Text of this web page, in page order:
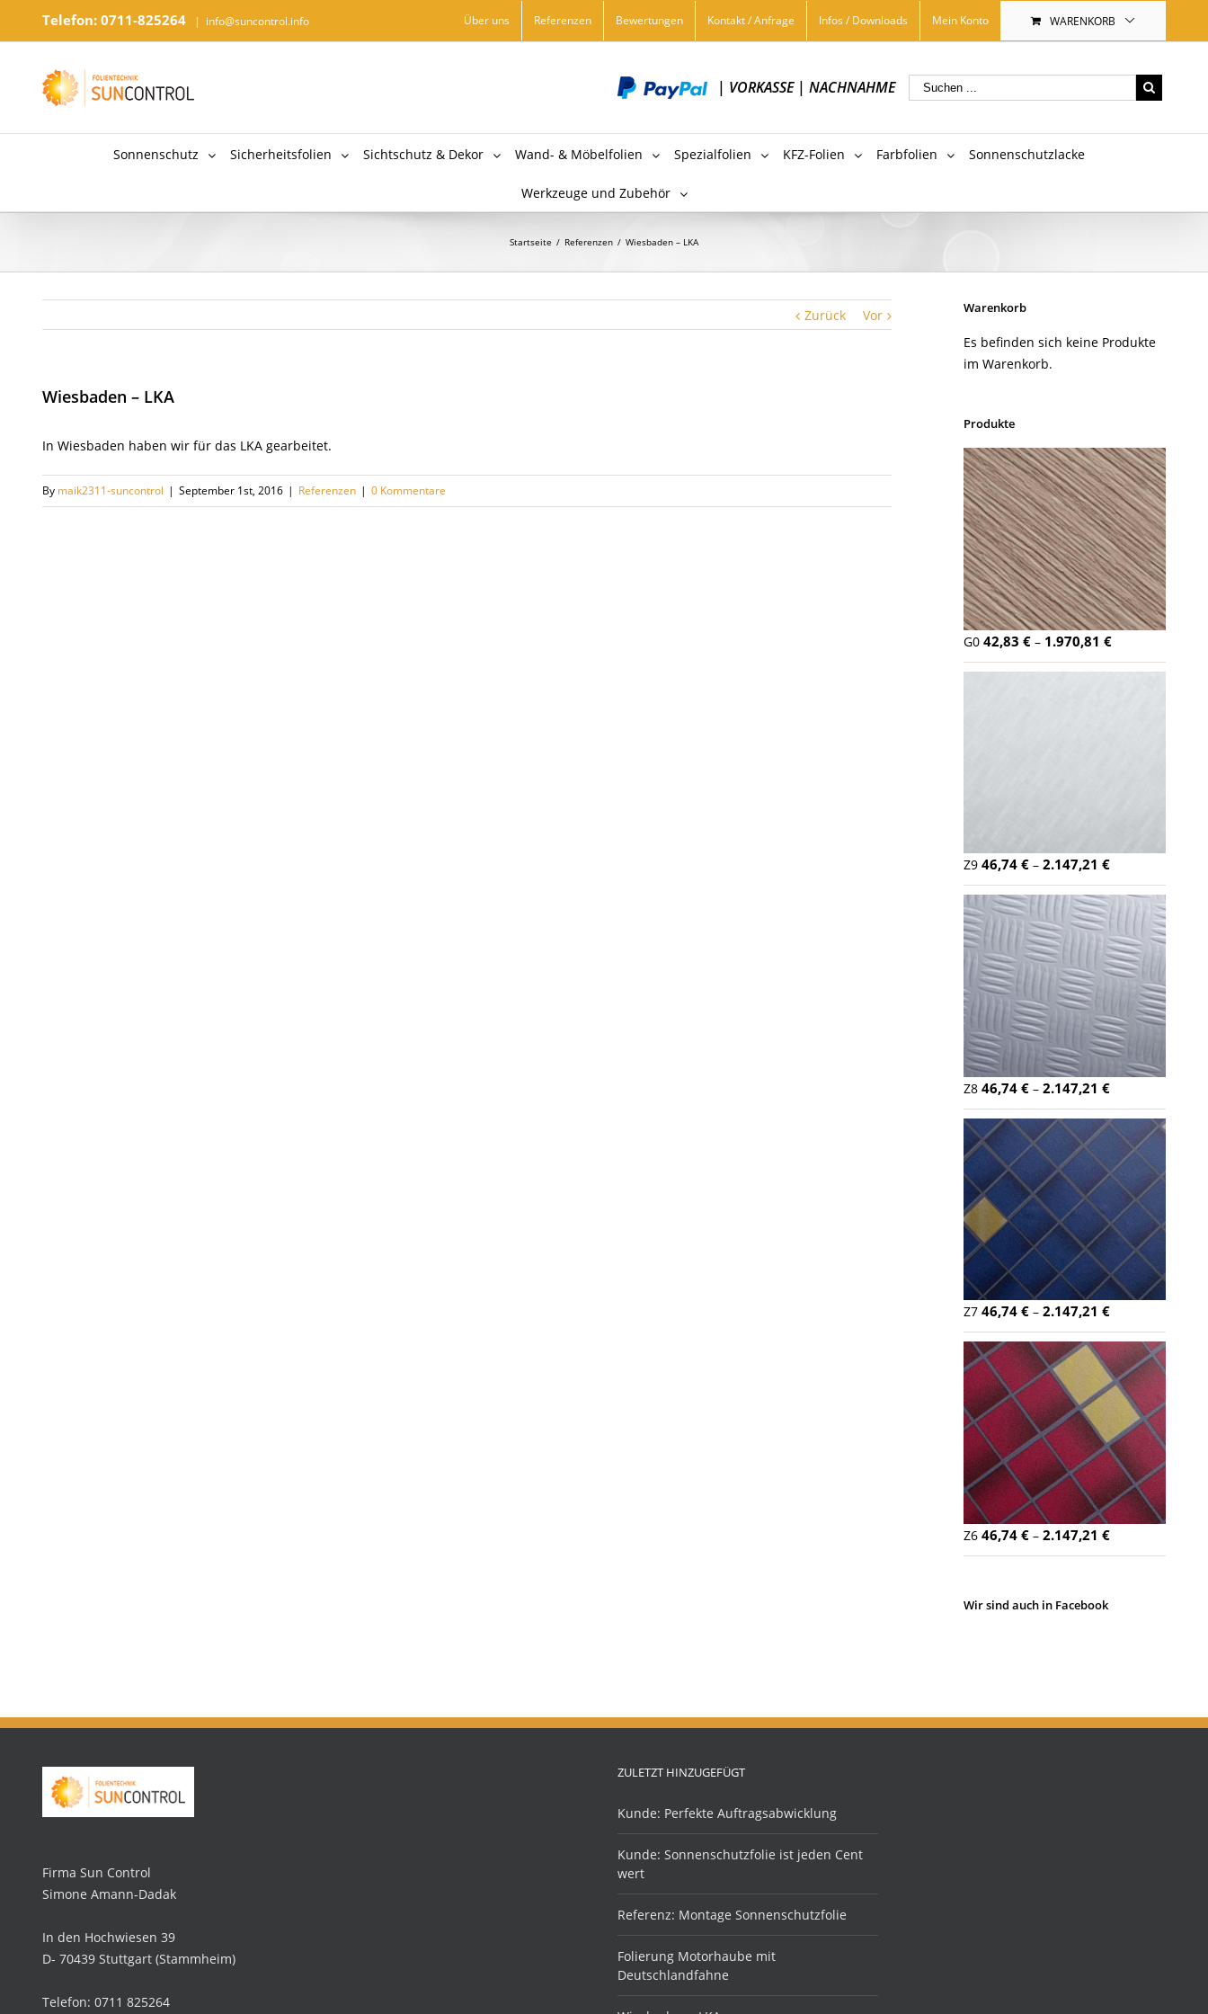
Telefon: 0711-825264 | info@suncontrol.info Über uns Referenzen Bewertungen Kontakt / Anfrage Infos / Downloads Mein Konto WARENKORB
| VORKASSE| NACHNAHME
Sonnenschutz Sicherheitsfolien Sichtschutz & Dekor Wand- & Möbelfolien Spezialfolien KFZ-Folien Farbfolien Sonnenschutzlacke
Werkzeuge und Zubehör
Startseite / Referenzen / Wiesbaden – LKA
Zurück Vor
Wiesbaden – LKA
In Wiesbaden haben wir für das LKA gearbeitet.
By maik2311-suncontrol | September 1st, 2016 | Referenzen | 0 Kommentare
Warenkorb
Es befinden sich keine Produkte
im Warenkorb.
Produkte
G0 42,83 € – 1.970,81 €
Z9 46,74 € – 2.147,21 €
Z8 46,74 € – 2.147,21 €
Z7 46,74 € – 2.147,21 €
Z6 46,74 € – 2.147,21 €
Wir sind auch in Facebook
Firma Sun Control
Simone Amann-Dadak
In den Hochwiesen 39
D- 70439 Stuttgart (Stammheim)
Telefon: 0711 825264
ZULETZT HINZUGEFÜGT
Kunde: Perfekte Auftragsabwicklung
Kunde: Sonnenschutzfolie ist jeden Cent
wert
Referenz: Montage Sonnenschutzfolie
Folierung Motorhaube mit
Deutschlandfahne